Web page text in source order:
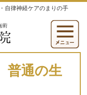
自律神経ケアのまりの手
普通の生